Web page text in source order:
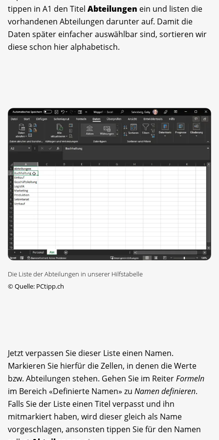
tippen in A1 den Titel Abteilungen ein und listen die
vorhandenen Abteilungen darunter auf. Damit die
Daten später einfacher auswählbar sind, sortieren wir
diese schon hier alphabetisch.
Die Liste der Abteilungen in unserer Hilfstabelle
©Quelle: PCtipp.ch
Jetzt verpassen Sie dieser Liste einen Namen.
Markieren Sie hierfür die Zellen, in denen die Werte
bzw. Abteilungen stehen. Gehen Sie im ReiterFormeln
im Bereich «Definierte Namen» zu Namen definieren.
Falls Sie der Liste einen Titel verpasst und ihn
mitmarkiert haben, wird dieser gleich als Name
vorgeschlagen, ansonsten tippen Sie für den Namen